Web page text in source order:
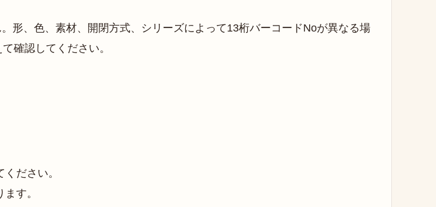
形、色、素材、開閉方式、シリーズによって13桁バーコードNoが異なる場
確認してください。
ださい。
す。